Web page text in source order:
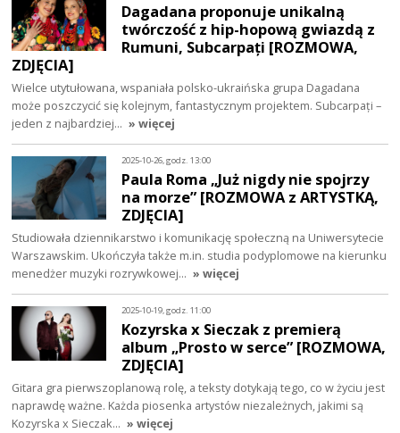
Dagadana proponuje unikalną
twórczość z hip-hopową gwiazdą z
Rumuni, Subcarpați [ROZMOWA,
ZDJĘCIA]
Wielce utytułowana, wspaniała polsko-ukraińska grupa Dagadana
może poszczycić się kolejnym, fantastycznym projektem. Subcarpați –
jeden z najbardziej… » więcej
2025-10-26, godz. 13:00
Paula Roma „Już nigdy nie spojrzy
na morze” [ROZMOWA z ARTYSTKĄ,
ZDJĘCIA]
Studiowała dziennikarstwo i komunikację społeczną na Uniwersytecie
Warszawskim. Ukończyła także m.in. studia podyplomowe na kierunku
menedżer muzyki rozrywkowej… » więcej
2025-10-19, godz. 11:00
Kozyrska x Sieczak z premierą
album „Prosto w serce” [ROZMOWA,
ZDJĘCIA]
Gitara gra pierwszoplanową rolę, a teksty dotykają tego, co w życiu jest
naprawdę ważne. Każda piosenka artystów niezależnych, jakimi są
Kozyrska x Sieczak… » więcej